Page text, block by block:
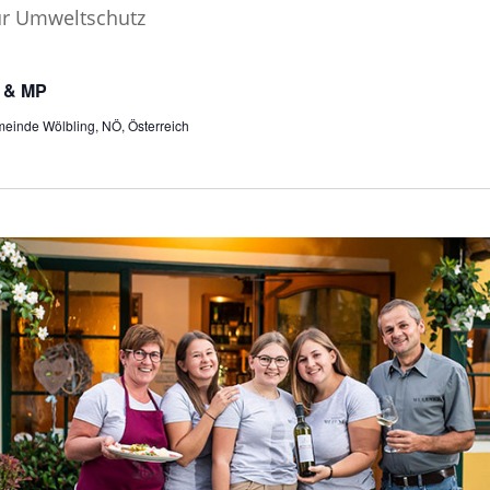
MP
Wölbling, NÖ, Österreich